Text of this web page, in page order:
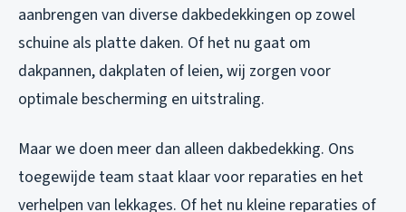
aanbrengen van diverse dakbedekkingen op zowel
schuine als platte daken. Of het nu gaat om
dakpannen, dakplaten of leien, wij zorgen voor
optimale bescherming en uitstraling.
Maar we doen meer dan alleen dakbedekking. Ons
toegewijde team staat klaar voor reparaties en het
verhelpen van lekkages. Of het nu kleine reparaties of